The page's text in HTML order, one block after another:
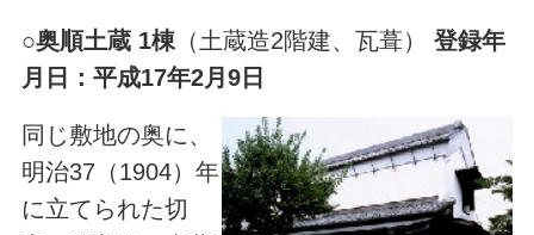
○奥順土蔵 1棟（土蔵造2階建、瓦葺） 登録年
月日：平成17年2月9日
同じ敷地の奥に、
明治37（1904）年
に立てられた切